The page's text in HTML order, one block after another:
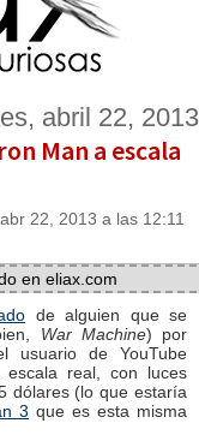
abril 22, 2013
Man a escala
22, 2013 a las 12:11
en eliax.com
de alguien que se
War Machine) por
usuario de YouTube
real, con luces
dólares (lo que estaría
3 que es esta misma